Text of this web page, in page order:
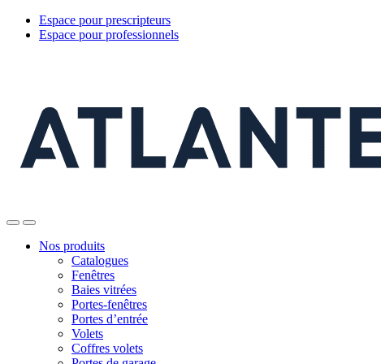
Espace pour prescripteurs
Espace pour professionnels
Nos produits
Catalogues
Fenêtres
Baies vitrées
Portes-fenêtres
Portes d’entrée
Volets
Coffres volets